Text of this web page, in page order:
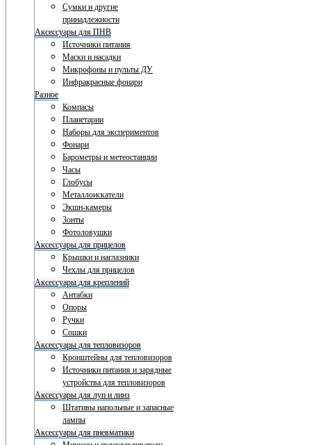
Сумки и другие
принадлежности
Аксессуары для ПНВ
Источники питания
Маски и насадки
Микрофоны и пульты ДУ
Инфракрасные фонари
Разное
Компасы
Планетарии
Наборы для экспериментов
Фонари
Барометры и метеостанции
Часы
Глобусы
Металлоискатели
Экшн-камеры
Зонты
Фотоловушки
Аксессуары для прицелов
Крышки и наглазники
Чехлы для прицелов
Аксессуары для креплений
Антабки
Опоры
Ручки
Сошки
Аксессуары для тепловизоров
Кронштейны для тепловизоров
Источники питания и зарядные
устройства для тепловизоров
Аксессуары для луп и линз
Штативы напольные и запасные
лампы
Аксессуары для пневматики